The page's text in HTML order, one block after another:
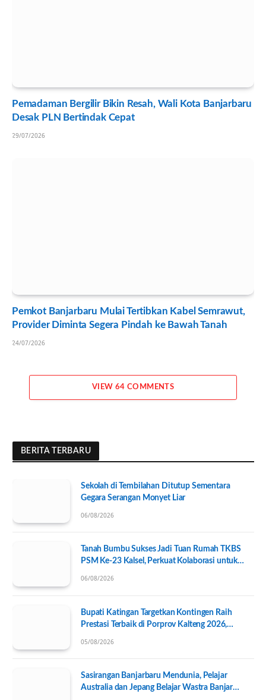
Pemadaman Bergilir Bikin Resah, Wali Kota Banjarbaru
Desak PLN Bertindak Cepat
29/07/2026
Pemkot Banjarbaru Mulai Tertibkan Kabel Semrawut,
Provider Diminta Segera Pindah ke Bawah Tanah
24/07/2026
VIEW 64 COMMENTS
BERITA TERBARU
Sekolah di Tembilahan Ditutup Sementara
Gegara Serangan Monyet Liar
06/08/2026
Tanah Bumbu Sukses Jadi Tuan Rumah TKBS
PSM Ke-23 Kalsel, Perkuat Kolaborasi untuk
06/08/2026
Bupati Katingan Targetkan Kontingen Raih
Prestasi Terbaik di Porprov Kalteng 2026,
05/08/2026
Sasirangan Banjarbaru Mendunia, Pelajar
Australia dan Jepang Belajar Wastra Banjar